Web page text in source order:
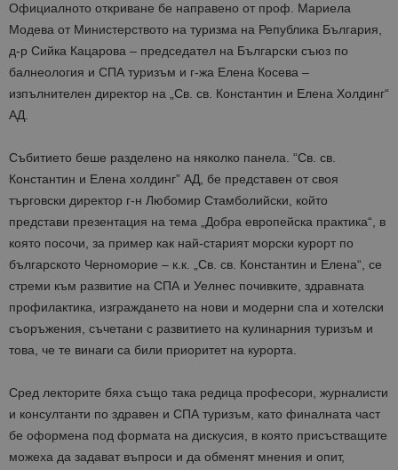
Официалното откриване бе направено от проф. Мариела
Модева от Министерството на туризма на Република България,
д-р Сийка Кацарова – председател на Български съюз по
балнеология и СПА туризъм и г-жа Елена Косева –
изпълнителен директор на „Св. св. Константин и Елена Холдинг“
АД.
Събитието беше разделено на няколко панела. “Св. св.
Константин и Елена холдинг” АД, бе представен от своя
търговски директор г-н Любомир Стамболийски, който
представи презентация на тема „Добра европейска практика“, в
която посочи, за пример как най-старият морски курорт по
българското Черноморие – к.к. „Св. св. Константин и Елена“, се
стреми към развитие на СПА и Уелнес почивките, здравната
профилактика, изграждането на нови и модерни спа и хотелски
съоръжения, съчетани с развитието на кулинарния туризъм и
това, че те винаги са били приоритет на курорта.
Сред лекторите бяха също така редица професори, журналисти
и консултанти по здравен и СПА туризъм, като финалната част
бе оформена под формата на дискусия, в която присъстващите
можеха да задават въпроси и да обменят мнения и опит,